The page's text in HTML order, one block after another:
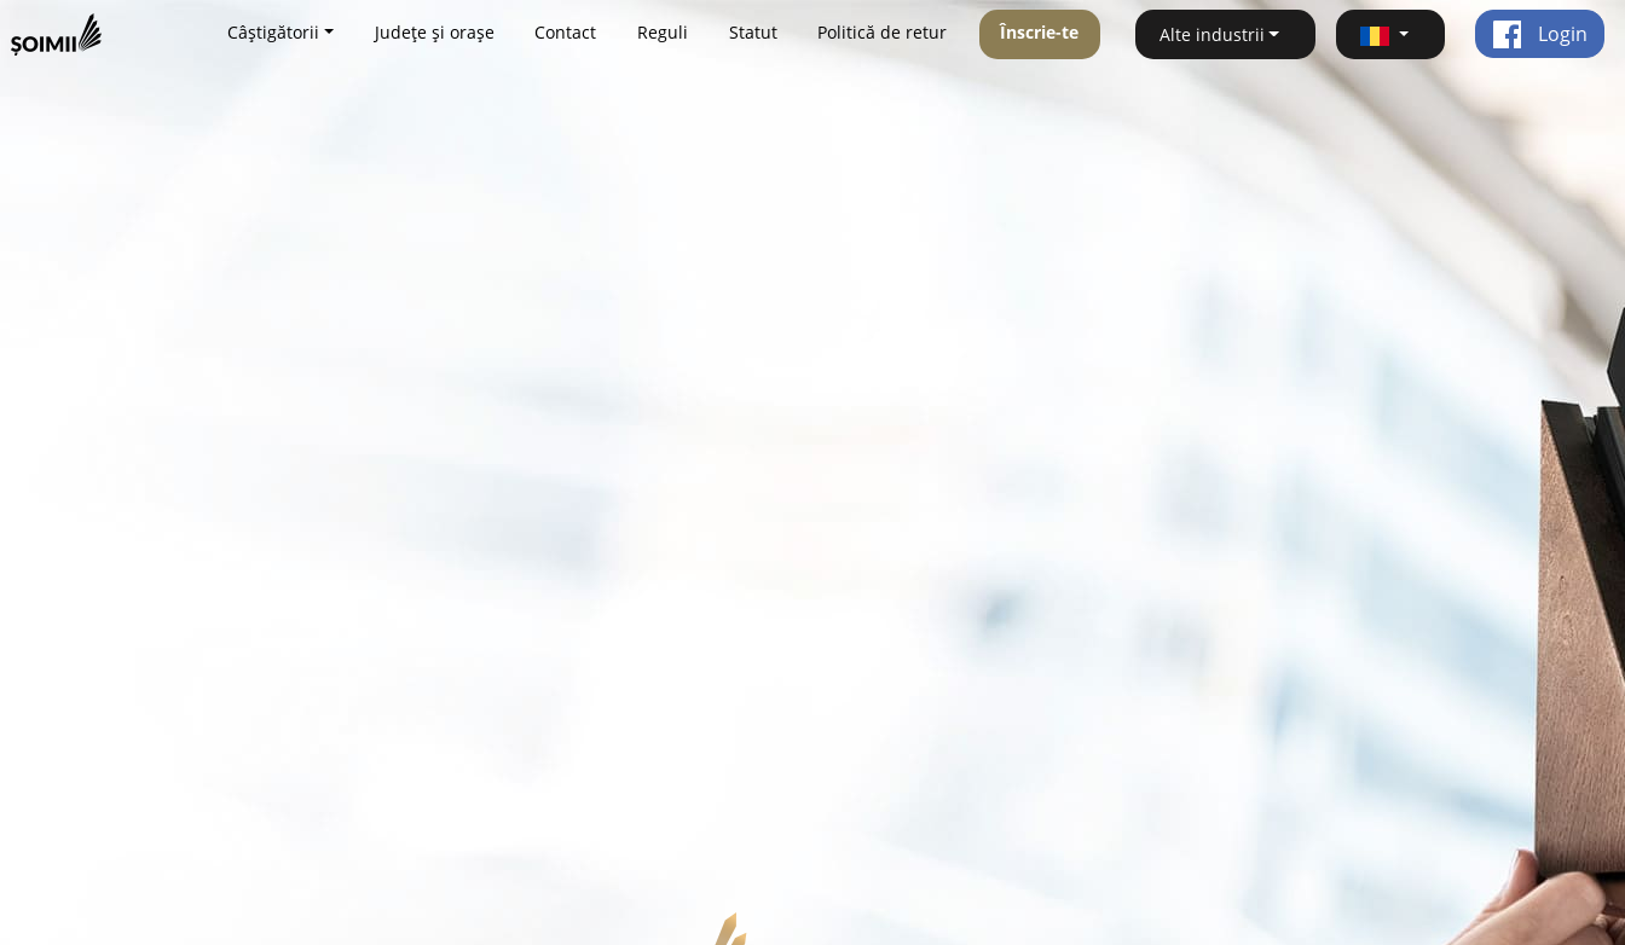
Câștigătorii Județe și orașe Contact Reguli Statut Politică de retur Înscrie-te Alte industrii Login